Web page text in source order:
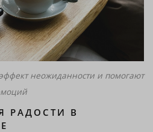
неожиданности и помогают
РАДОСТИ В